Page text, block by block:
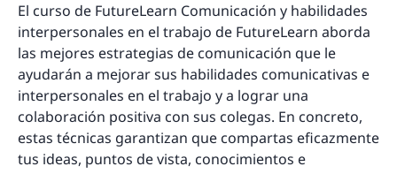
El curso de FutureLearn Comunicación y habilidades
interpersonales en el trabajo de FutureLearn aborda
las mejores estrategias de comunicación que le
ayudarán a mejorar sus habilidades comunicativas e
interpersonales en el trabajo y a lograr una
colaboración positiva con sus colegas. En concreto,
estas técnicas garantizan que compartas eficazmente
tus ideas, puntos de vista, conocimientos e